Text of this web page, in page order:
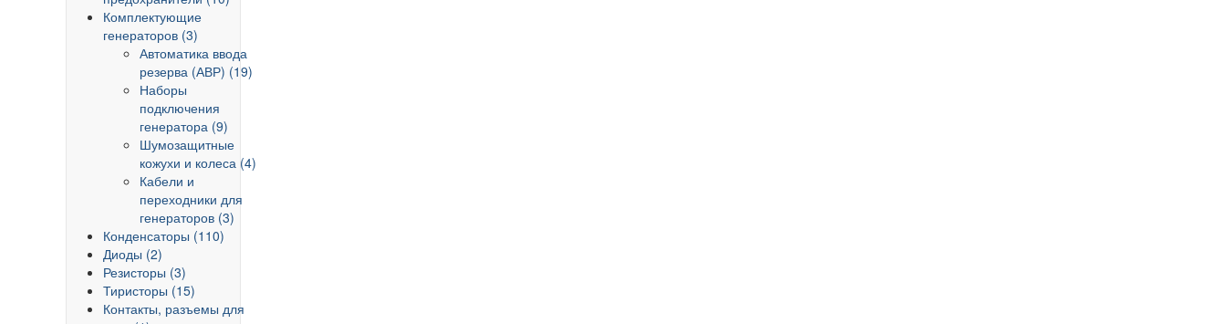
Комплектующие
генераторов (3)
Автоматика ввода
резерва (АВР) (19)
Наборы
подключения
генератора (9)
Шумозащитные
кожухи и колеса (4)
Кабели и
переходники для
генераторов (3)
Конденсаторы (110)
Диоды (2)
Резисторы (3)
Тиристоры (15)
Контакты, разъемы для